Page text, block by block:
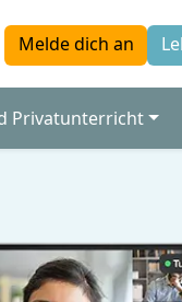
Melde dich an
Privatunterricht